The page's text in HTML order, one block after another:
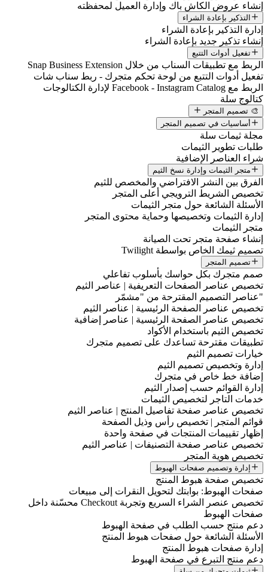
إنشاء عروض الكاش باك وإدارة العميل لمحفظته
التذكير بإعادة الشراء
إدارة التذكير بإعادة الشراء
إنشاء تذكير جديد بإعادة الشراء
تفعيل أدوات التتبع
الربط مع تطبيقات السناب من خلال Snap Business Extension
تفعيل أدوات التتبع من لوحة تحكم متجرك - ربط سناب شات
الربط مع Facebook - Instagram Catalog لإدارة الكتالوجات
كتالوج سلة
🎨 تصميم المتجر
أساسيات في تصميم المتجر
مجلة ثيمات سلة
طلبات تطوير الثيمات
شراء العناصر الإضافية
متجر الثيمات وإدارة نسخ الثيم
الفرق بين النشر الافتراضي والمخصص للثيم
تخصيص الشريط الترويجي أعلى المتجر
الأسئلة الشائعة حول متجر الثيمات
إدارة الثيمات وتخصيصها وحماية محتوى المتجر
متجر الثيمات
إنشاء صفحة متجر تحت الصيانة
تصميم ثيمك الخاص بواسطة Twilight
تصميم المتجر
صمم متجرك بكل حواسك بأسلوب تفاعلي
تخصيص عناصر الصفحات التعريفية | عناصر الثيم
"عناصر التصميم المقترحة من "مشمّر
تخصيص عناصر الصفحة الرئيسية | عناصر الثيم
تخصيص عناصر الصفحة الرئيسية | عناصر إضافية
تخصيص الثيم باستخدام الأكواد
تطبيقات مقترحة تساعدك على تصميم متجرك
خيارات تصميم الثيم
إدارة وتخصيص تصميم الثيم
إضافة خط خاص في متجرك
إدارة القوائم حسب إصدار الثيم
خدمات التاجر لتخصيص الثيمات
تخصيص عناصر صفحة تفاصيل المنتج | عناصر الثيم
قوائم المتجر | تخصيص رأس وذيل الصفحة
إظهار تقييمات المنتجات في صفحة واحدة
تخصيص عناصر صفحة التصنيفات | عناصر الثيم
تخصيص هوية المتجر
إدارة وتصميم صفحات الهبوط
تخصيص صفحة هبوط المنتج
صفحات الهبوط: بوابتك لتحويل النقرات إلى مبيعات
تخصيص عنصر الشراء السريع وتجربة Checkout محسّنة داخل
صفحات الهبوط
دعم منتج حسب الطلب في صفحة الهبوط
الأسئلة الشائعة حول صفحات هبوط المنتج
إدارة صفحات هبوط المنتج
دعم منتج التبرع في صفحة الهبوط